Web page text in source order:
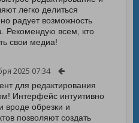
легко делиться
радует возможность
Рекомендую всем, кто
свои медиа!
2025 07:34
для редактирования
Интерфейс интуитивно
вроде обрезки и
позволяют создать